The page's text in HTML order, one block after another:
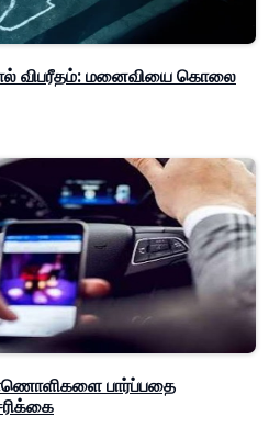
விபரீதம்: மனைவியை கொலை
பார்ப்பதை